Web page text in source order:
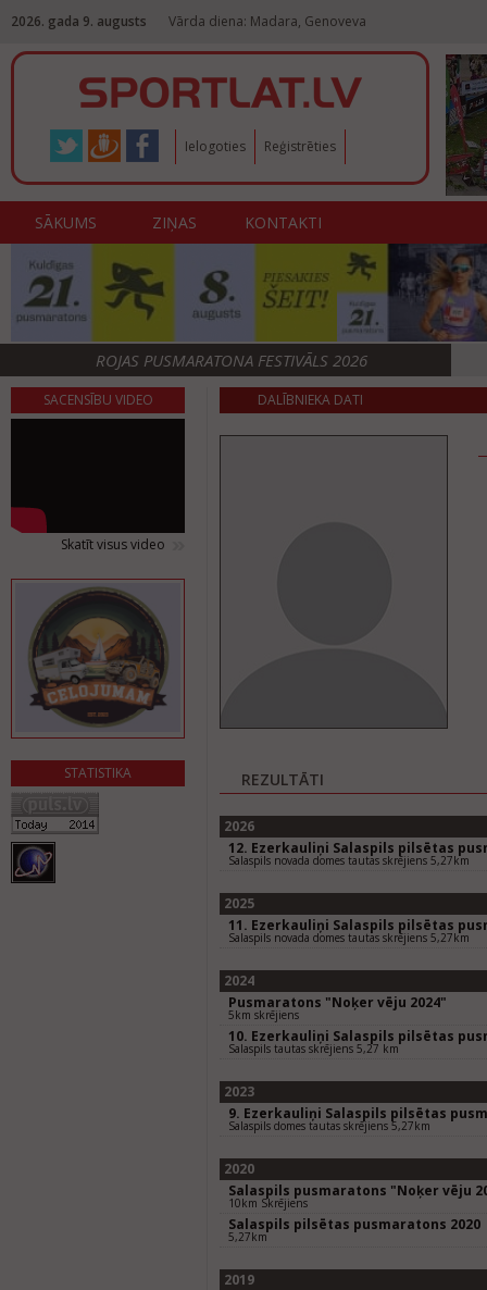
2026. gada 9. augusts Vārda diena: Madara, Genoveva
Ielogoties Reģistrēties
SĀKUMS ZIŅAS KONTAKTI
ROJAS PUSMARATONA FESTIVĀLS 2026
SACENSĪBU VIDEO
Skatīt visus video
STATISTIKA
DALĪBNIEKA DATI
REZULTĀTI
2026
12. Ezerkauliņi Salaspils pilsētas
Salaspils novada domes tautas skrējiens 5,27km
2025
11. Ezerkauliņi Salaspils pilsētas
Salaspils novada domes tautas skrējiens 5,27km
2024
Pusmaratons "Noķer vēju 2024"
5km skrējiens
10. Ezerkauliņi Salaspils pilsētas
Salaspils tautas skrējiens 5,27 km
2023
9. Ezerkauliņi Salaspils pilsētas
Salaspils domes tautas skrējiens 5,27km
2020
Salaspils pusmaratons "Noķer vēju
10km Skrējiens
Salaspils pilsētas pusmaratons 2020
5,27km
2019